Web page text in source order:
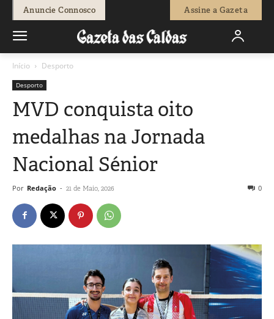
Anuncie Connosco Assine a Gazeta
Início Desporto
Desporto
MVD conquista oito
medalhas na Jornada
Nacional Sénior
Por Redação - 21 de Maio, 2026 0